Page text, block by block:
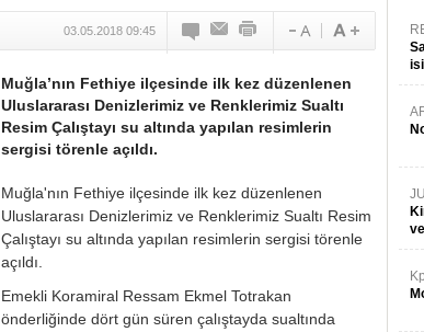
03.05.2018 09:45
Muğla’nın Fethiye ilçesinde ilk kez düzenlenen
Uluslararası Denizlerimiz ve Renklerimiz Sualtı
Resim Çalıştayı su altında yapılan resimlerin
sergisi törenle açıldı.
Muğla'nın Fethiye ilçesinde ilk kez düzenlenen
Uluslararası Denizlerimiz ve Renklerimiz Sualtı Resim
Çalıştayı su altında yapılan resimlerin sergisi törenle
açıldı.
Emekli Koramiral Ressam Ekmel Totrakan
önderliğinde dört gün süren çalıştayda sualtında